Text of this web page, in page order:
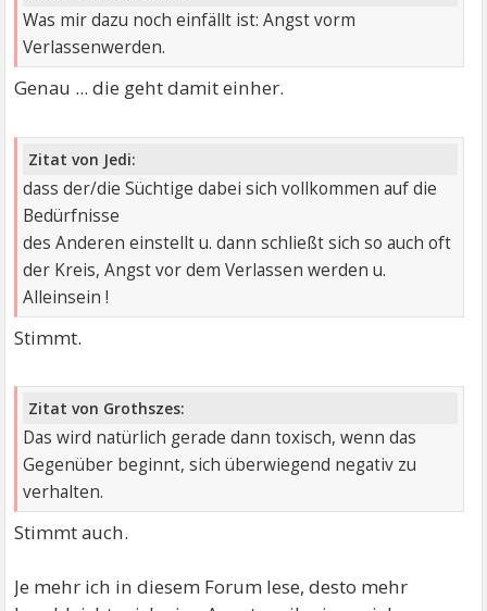
Was mir dazu noch einfällt ist: Angst vorm
Verlassenwerden.
Genau ... die geht damit einher.
Zitat von Jedi:
dass der/die Süchtige dabei sich vollkommen auf die
Bedürfnisse
des Anderen einstellt u. dann schließt sich so auch oft
der Kreis, Angst vor dem Verlassen werden u.
Alleinsein !
Stimmt.
Zitat von Grothszes:
Das wird natürlich gerade dann toxisch, wenn das
Gegenüber beginnt, sich überwiegend negativ zu
verhalten.
Stimmt auch.
Je mehr ich in diesem Forum lese, desto mehr